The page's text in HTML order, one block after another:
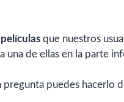
que nuestros
una de ellas en la parte
puedes hacerlo